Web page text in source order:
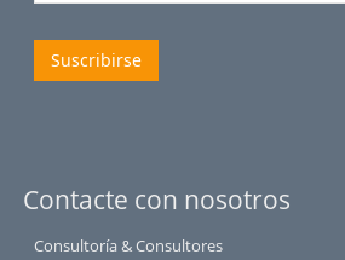
Suscribirse
Contacte con nosotros
Consultoría & Consultores